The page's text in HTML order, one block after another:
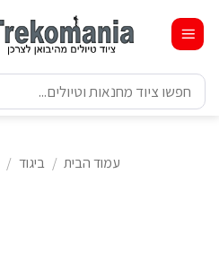
content
חיפוש
עבור:
עמוד הבית / ביגוד /